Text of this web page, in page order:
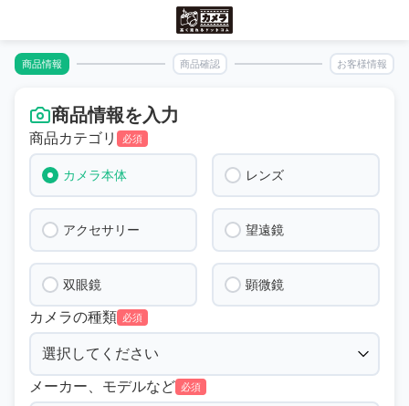
商品情報 商品確認 お客様情報
商品情報を入力
商品カテゴリ 必須
カメラ本体 レンズ
アクセサリー 望遠鏡
双眼鏡 顕微鏡
カメラの種類 必須
メーカー、モデルなど 必須